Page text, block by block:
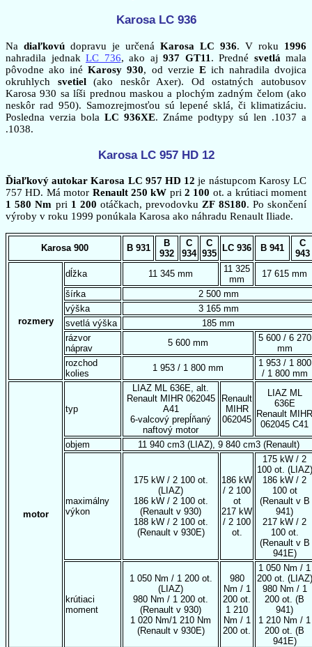
Karosa LC 936
Na diaľkovú dopravu je určená Karosa LC 936. V roku 1996
nahradila jednak LC 736, ako aj 937 GT11 . Predné svetlá mala
pôvodne ako inéKarosy 930, od verzie Eich nahradila dvojica
okruhlych svetiel(ako neskôr Axer). Od ostatných autobusov
Karosa 930 sa líši prednou maskou a plochým zadným čelom (ako
neskôr rad 950). Samozrejmosťou sú lepené sklá, či klimatizáciu.
Posledna verzia bola LC 936XE. Známe podtypy sú len .1037 a
.1038.
Karosa LC 957 HD 12
Ďiaľkový autokar Karosa LC 957 HD 12 je nástupcom Karosy LC
757 HD. Má motor Renault 250 kW pri2 100 ot. a krútiaci moment
1 580 Nm pri 1 200 otáčkach, prevodovku ZF 8S180. Po skončení
výroby v roku 1999 ponúkala Karosa ako náhradu Renault Iliade.
Karosa 900 B 931
B
932
C
934
C
935
LC 936 B 941
C
943
rozmery
dĺžka 11 345 mm
11 325
mm
17 615 mm
šírka
2 500 mm
výška
3 165 mm
svetlá výška
185 mm
rázvor
náprav
5 600 mm
5 600 / 6 270
mm
rozchod
kolies
1 953 / 1 800 mm
1 953 / 1 800
/ 1 800 mm
motor
typ
LIAZ ML 636E, alt.
Renault MIHR 062045
A41
6-valcový prepĺňaný
naftový motor
Renault
MIHR
062045
LIAZ ML
636E
Renault MIHR
062045 C41
objem
11 940 cm3 (LIAZ), 9 840 cm3 (Renault)
maximálny
výkon
175 kW / 2 100 ot.
(LIAZ)
186 kW / 2 100 ot.
(Renault v 930)
188 kW / 2 100 ot.
(Renault v 930E)
186 kW
/ 2 100
ot
217 kW
/ 2 100
ot.
175 kW / 2
100 ot. (LIAZ)
186 kW / 2
100 ot
(Renault v B
941)
217 kW / 2
100 ot.
(Renault v B
941E)
krútiaci
moment
1 050 Nm / 1 200 ot.
(LIAZ)
980 Nm / 1 200 ot.
(Renault v 930)
1 020 Nm/1 210 Nm
(Renault v 930E)
980
Nm / 1
200 ot.
1 210
Nm / 1
200 ot.
1 050 Nm / 1
200 ot. (LIAZ)
980 Nm / 1
200 ot. (B
941)
1 210 Nm / 1
200 ot. (B
941E)